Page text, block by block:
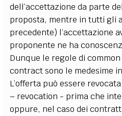
dell’accettazione da parte
proposta, mentre in tutti gli
precedente) l’accettazione
proponente ne ha
Dunque le regole di
contract sono le medesime
L’offerta può essere
– revocation - prima che
oppure, nel caso dei